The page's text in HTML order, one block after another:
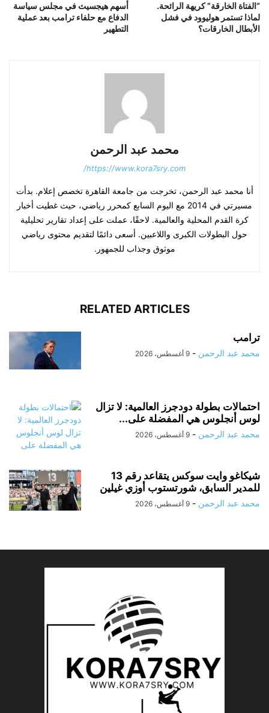
أسهم هيجسيث في مجلس سياسة
الدفاع مع حلفاء ترامب بعد عملية
التطهير
“الفتاة الخارقة” كريهة الرائحة.
لماذا تستمر هوليوود في فشل
الأبطال الخارقات؟
محمد عبد الرحمن
https://www.kora7sry.com/
أنا محمد عبد الرحمن، تخرجت من جامعة القاهرة تخصص إعلام. بدأت
مسيرتي في 2014 مع اليوم السابع كمحرر رياضي، حيث غطيت أخبار
كرة القدم المحلية والعالمية. لاحقًا، عملت على إعداد تقارير تحليلية
حول البطولات الكبرى واللاعبين. أسعى دائمًا لتقديم محتوى رياضي
موثوق وجذاب للجمهور.
RELATED ARTICLES
ترامب
محمد عبد الرحمن - 9 أغسطس، 2026
احتمالات بطولة دودجرز العالمية: لا تزال
لوس أنجلوس هي المفضلة على...
محمد عبد الرحمن - 9 أغسطس، 2026
شيكاغو وايت سوكس يتقاعد رقم 13
للمدير السابق، شورتستوب أوزي غيلين
محمد عبد الرحمن - 9 أغسطس، 2026